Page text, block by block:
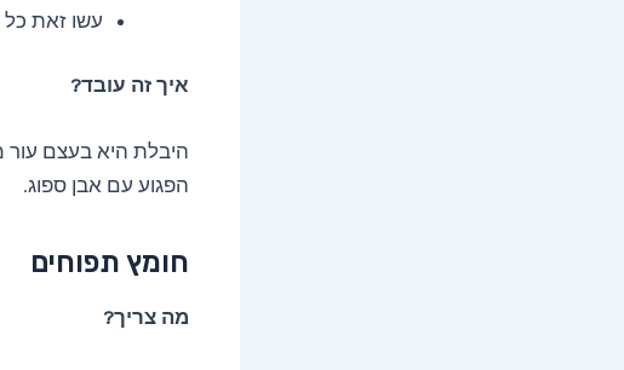
עשו זאת
איך זה עובד?
היבלת היא בעצם עור
הפגוע עם אבן ספוג.
חומץ תפוחים
מה צריך?